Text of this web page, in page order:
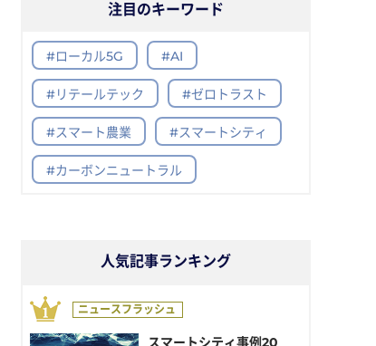
注目のキーワード
#ローカル5G #AI
#リテールテック #ゼロトラスト
#スマート農業 #スマートシティ
#カーボンニュートラル
人気記事ランキング
スマートシティ事例20